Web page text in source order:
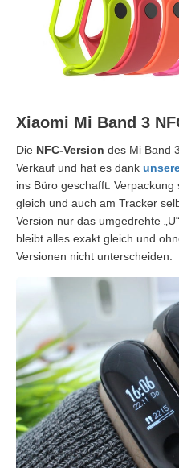
Xiaomi Mi Band 3
Die NFC-Version des Mi Band
Verkauf und hat es dank
ins Büro geschafft.
gleich und auch am Tracker
Version nur das umgedrehte
bleibt alles exakt gleich und
Versionen nicht unterscheiden.